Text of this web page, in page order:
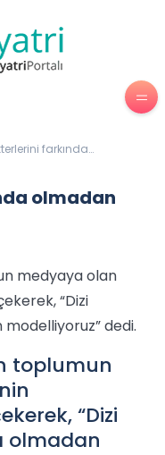
farkında
olmadan
medyaya olan
“Dizi
dedi.
toplumun
“Dizi
olmadan